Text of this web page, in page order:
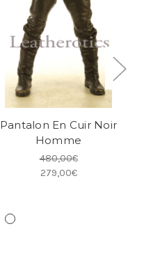
Pantalon En Cuir Noir
Homme
480,00€
279,00€